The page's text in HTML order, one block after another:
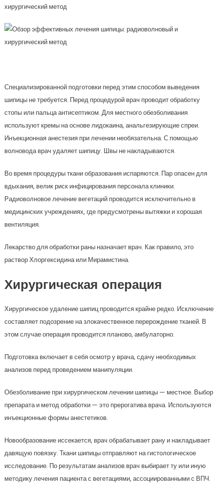
Специализированной подготовки перед этим способом выведения
шипицы не требуется. Перед процедурой врач проводит обработку
стопы или пальца антисептиком. Для местного обезболивания
используют кремы на основе лидокаина, анальгезирующие спреи.
Инъекционная анестезия при лечении необязательна. С помощью
волновода врач удаляет шипицу. Швы не накладываются.
Во время процедуры ткани образования испаряются. Пар опасен для
вдыхания, велик риск инфицирования персонала клиники.
Радиоволновое лечение вегетаций проводится исключительно в
медицинских учреждениях, где предусмотрены вытяжки и хорошая
вентиляция.
Лекарство для обработки раны назначает врач. Как правило, это
раствор Хлоргексидина или Мирамистина.
Хирургическая операция
Хирургическое удаление шипиц проводится крайне редко. Исключение
составляет подозрение на злокачественное перерождение тканей. В
этом случае операция проводится планово, амбулаторно.
Подготовка включает в себя осмотр у врача, сдачу необходимых
анализов перед проведением манипуляции.
Обезболивание при хирургическом лечении шипицы — местное. Выбор
препарата и метод обработки — это прерогатива врача. Используются
инъекционные формы анестетиков.
Новообразование иссекается, врач обрабатывает рану и накладывает
давящую повязку. Ткани шипицы отправляют на гистологическое
исследование. По результатам анализов врач выбирает ту или иную
методику лечения пациента с вегетациями, ассоциированными с ВПЧ.